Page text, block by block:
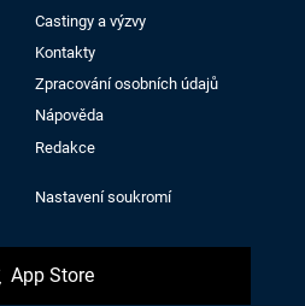
Castingy a výzvy
Kontakty
Zpracování osobních údajů
Nápověda
Redakce
Nastavení soukromí
App Store